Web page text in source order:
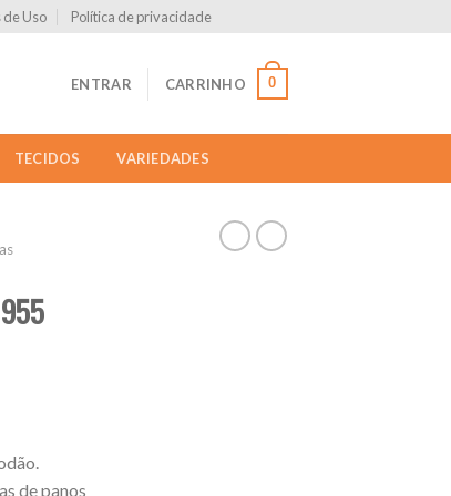
Uso Política de privacidade
ENTRAR CARRINHO 0
TECIDOS VARIEDADES
de panos